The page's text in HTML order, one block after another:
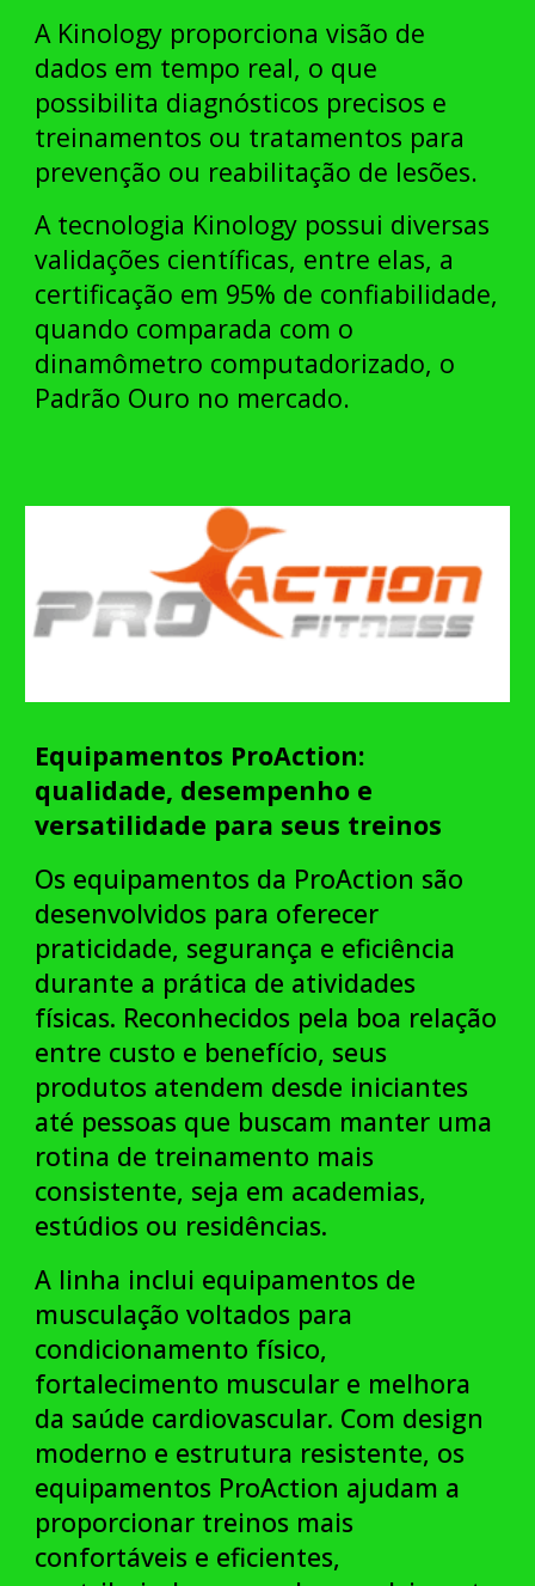
A Kinology proporciona visão de
dados em tempo real, o que
possibilita diagnósticos precisos e
treinamentos ou tratamentos para
prevenção ou reabilitação de lesões.
A tecnologia Kinology possui diversas
validações científicas, entre elas, a
certificação em 95% de confiabilidade,
quando comparada com o
dinamômetro computadorizado, o
Padrão Ouro no mercado.
Equipamentos ProAction:
qualidade, desempenho e
versatilidade para seus treinos
Os equipamentos da ProAction são
desenvolvidos para oferecer
praticidade, segurança e eficiência
durante a prática de atividades
físicas. Reconhecidos pela boa relação
entre custo e benefício, seus
produtos atendem desde iniciantes
até pessoas que buscam manter uma
rotina de treinamento mais
consistente, seja em academias,
estúdios ou residências.
A linha inclui equipamentos de
musculação voltados para
condicionamento físico,
fortalecimento muscular e melhora
da saúde cardiovascular. Com design
moderno e estrutura resistente, os
equipamentos ProAction ajudam a
proporcionar treinos mais
confortáveis e eficientes,